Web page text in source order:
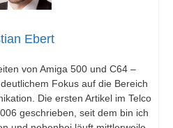
Ebert
von Amiga 500 und C64 –
Fokus auf die Bereich
Die ersten Artikel im Telco
geschrieben, seit dem bin ich